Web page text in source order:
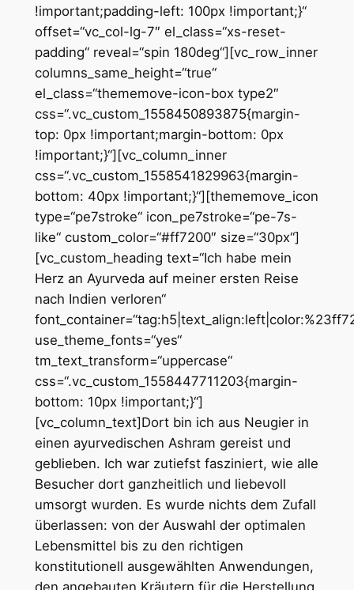
!important;padding-left: 100px !important;}“
offset=“vc_col-lg-7″ el_class=“xs-reset-
padding“ reveal=“spin 180deg“][vc_row_inner
columns_same_height=“true“
el_class=“thememove-icon-box type2″
css=“.vc_custom_1558450893875{margin-
top: 0px !important;margin-bottom: 0px
!important;}“][vc_column_inner
css=“.vc_custom_1558541829963{margin-
bottom: 40px !important;}“][thememove_icon
type=“pe7stroke“ icon_pe7stroke=“pe-7s-
like“ custom_color=“#ff7200″ size=“30px“]
[vc_custom_heading text=“Ich habe mein
Herz an Ayurveda auf meiner ersten Reise
nach Indien verloren“
use_theme_fonts=“yes“
tm_text_transform=“uppercase“
css=“.vc_custom_1558447711203{margin-
bottom: 10px !important;}“]
[vc_column_text]Dort bin ich aus Neugier in
einen ayurvedischen Ashram gereist und
geblieben. Ich war zutiefst fasziniert, wie alle
Besucher dort ganzheitlich und liebevoll
umsorgt wurden. Es wurde nichts dem Zufall
überlassen: von der Auswahl der optimalen
Lebensmittel bis zu den richtigen
konstitutionell ausgewählten Anwendungen,